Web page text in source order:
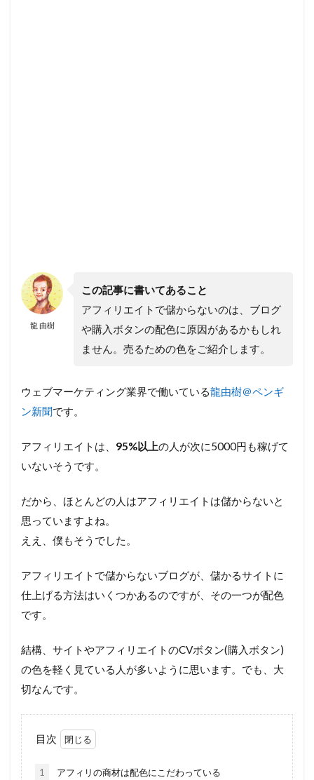
龍 由樹
この記事に書いてあること
アフィリエイトで儲からないのは、ブログ
や購入ボタンの配色に原因があるかもしれ
ません。売るための色をご紹介します。
ウェブマーケティング業界で働いている龍由樹＠ペンギ
ン新聞です。
アフィリエイトは、 95%以上の人が次に5000円も稼げて
いないそうです。
だから、ほとんどの人はアフィリエイトは儲からないと
思っていますよね。
ええ、僕もそうでした。
アフィリエイトで儲からないブログが、儲かるサイトに
仕上げる方法はいくつかあるのですが、その一つが配色
です。
結構、サイトやアフィリエイトのCVボタン(購入ボタン)
の色を軽く見ている人が多いように思います。でも、大
切なんです。
目次
1 アフィリの商材は配色にこだわっている